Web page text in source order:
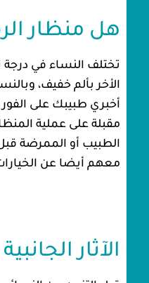
هل منظار
تختلف النساء في درجة
الأخر بألم خفيف،
أخبري طبيبك على
مقبلة على عملية
الطبيب أو الممرضة
معهم أيضا عن
الآثار